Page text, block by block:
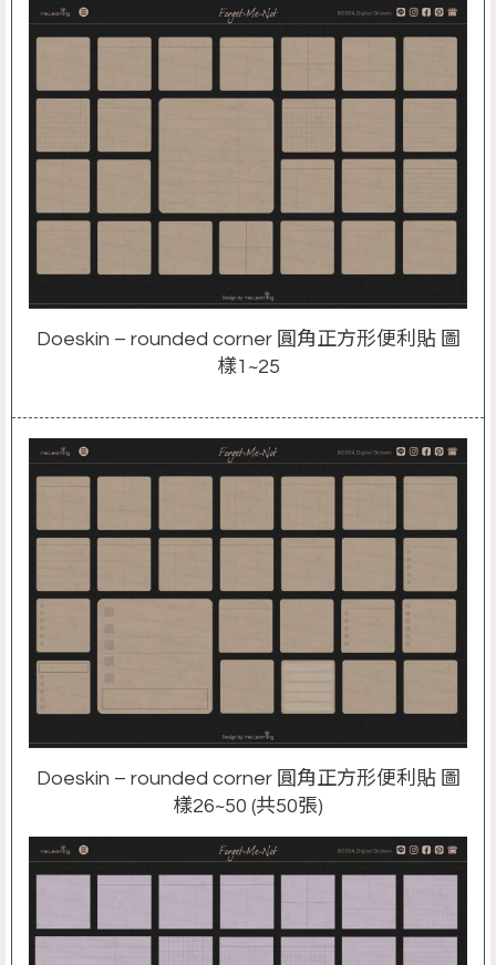
Doeskin – rounded corner 圓角正方形便利貼 圖
樣1~25
Doeskin – rounded corner 圓角正方形便利貼 圖
樣26~50 (共50張)